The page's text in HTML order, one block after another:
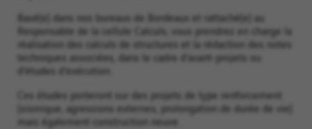
Basé(e) dans nos bureaux de Bordeaux et rattaché(e) au
Responsable de la cellule Calculs, vous prendrez en charge la
réalisation des calculs de structures et la rédaction des notes
techniques associées, dans le cadre d’avant-projets ou
d’études d’exécution.
Ces études porteront sur des projets de type renforcement
(sismique, agressions externes, prolongation de durée de vie)
mais également construction neuve.